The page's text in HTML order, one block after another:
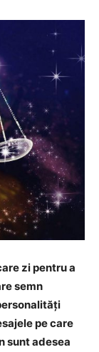
zi pentru a
semn
pe care
sunt adesea